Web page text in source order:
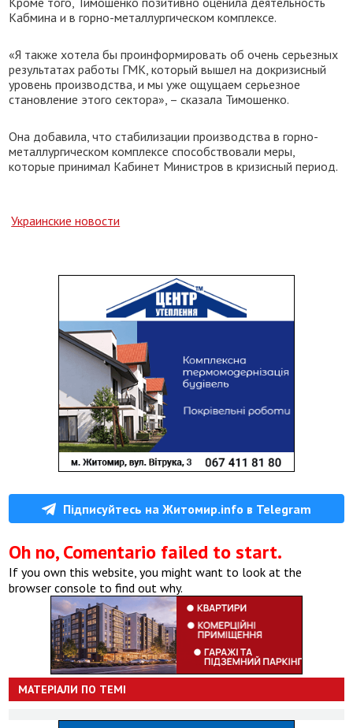
Кабмина и в горно-металлургическом комплексе.
«Я также хотела бы проинформировать об очень серьезных
результатах работы ГМК, который вышел на докризисный
уровень производства, и мы уже ощущаем серьезное
становление этого сектора», – сказала Тимошенко.
Она добавила, что стабилизации производства в горно-
металлургическом комплексе способствовали меры,
которые принимал Кабинет Министров в кризисный период.
Украинские новости
Підписуйтесь на Житомир.info в Telegram
Oh no, Comentario failed to start.
If you own this website, you might want to look at the
browser console to find out why.
МАТЕРІАЛИ ПО ТЕМІ